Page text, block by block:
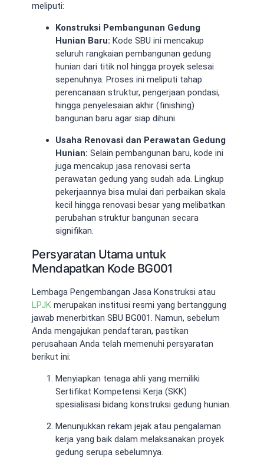
meliputi:
Konstruksi Pembangunan Gedung
Hunian Baru: Kode SBU ini mencakup
seluruh rangkaian pembangunan gedung
hunian dari titik nol hingga proyek selesai
sepenuhnya. Proses ini meliputi tahap
perencanaan struktur, pengerjaan pondasi,
hingga penyelesaian akhir (finishing)
bangunan baru agar siap dihuni.
Usaha Renovasi dan Perawatan Gedung
Hunian: Selain pembangunan baru, kode ini
juga mencakup jasa renovasi serta
perawatan gedung yang sudah ada. Lingkup
pekerjaannya bisa mulai dari perbaikan skala
kecil hingga renovasi besar yang melibatkan
perubahan struktur bangunan secara
signifikan.
Persyaratan Utama untuk
Mendapatkan Kode BG001
Lembaga Pengembangan Jasa Konstruksi atau
LPJK merupakan institusi resmi yang bertanggung
jawab menerbitkan SBU BG001. Namun, sebelum
Anda mengajukan pendaftaran, pastikan
perusahaan Anda telah memenuhi persyaratan
berikut ini:
Menyiapkan tenaga ahli yang memiliki
Sertifikat Kompetensi Kerja (SKK)
spesialisasi bidang konstruksi gedung hunian.
Menunjukkan rekam jejak atau pengalaman
kerja yang baik dalam melaksanakan proyek
gedung serupa sebelumnya.